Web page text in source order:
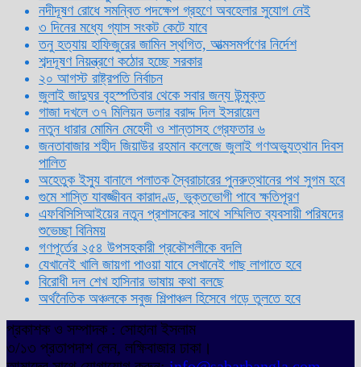
নদীদূষণ রোধে সমন্বিত পদক্ষেপ গ্রহণে অবহেলার সুযোগ নেই
৩ দিনের মধ্যে গ্যাস সংকট কেটে যাবে
তনু হত্যায় হাফিজুরের জামিন স্থগিত, আত্মসমর্পণের নির্দেশ
শব্দদূষণ নিয়ন্ত্রণে কঠোর হচ্ছে সরকার
২০ আগস্ট রাষ্ট্রপতি নির্বাচন
জুলাই জাদুঘর বৃহস্পতিবার থেকে সবার জন্য উন্মুক্ত
গাজা দখলে ৩৭ মিলিয়ন ডলার বরাদ্দ দিল ইসরায়েল
নতুন ধারার মোমিন মেহেদী ও শান্তাসহ গ্রেফতার ৬
জনতাবাজার শহীদ জিয়াউর রহমান কলেজে জুলাই গণঅভ্যুত্থান দিবস
পালিত
অহেতুক ইস্যু বানালে পলাতক স্বৈরাচারের পুনরুত্থানের পথ সুগম হবে
গুমে শাস্তি যাবজ্জীবন কারাদণ্ড, ভুক্তভোগী পাবে ক্ষতিপূরণ
এফবিসিসিআইয়ের নতুন প্রশাসকের সাথে সম্মিলিত ব্যবসায়ী পরিষদের
শুভেচ্ছা বিনিময়
গণপূর্তের ২৫৪ উপসহকারী প্রকৌশলীকে বদলি
যেখানেই খালি জায়গা পাওয়া যাবে সেখানেই গাছ লাগাতে হবে
বিরোধী দল শেখ হাসিনার ভাষায় কথা বলছে
অর্থনৈতিক অঞ্চলকে সবুজ শিল্পাঞ্চল হিসেবে গড়ে তুলতে হবে
প্রকাশক ও সম্পাদক : সোহানা ইসলাম
৩/১৩ প্রতাপদাশ লেন, লক্ষিবাজার ঢাকা।